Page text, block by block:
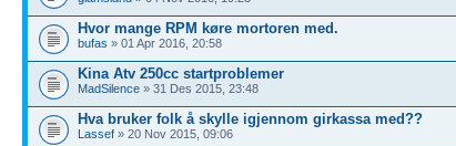
Hvor mange RPM køre mortoren med.
bufas » 01 Apr 2016, 20:58
Kina Atv 250cc startproblemer
MadSilence » 31 Des 2015, 23:48
Hva bruker folk å skylle igjennom girkassa med??
Lassef » 20 Nov 2015, 09:06